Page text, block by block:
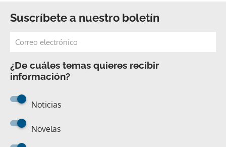
Suscríbete a nuestro boletín
¿De cuáles temas quieres recibir
información?
Noticias
Novelas